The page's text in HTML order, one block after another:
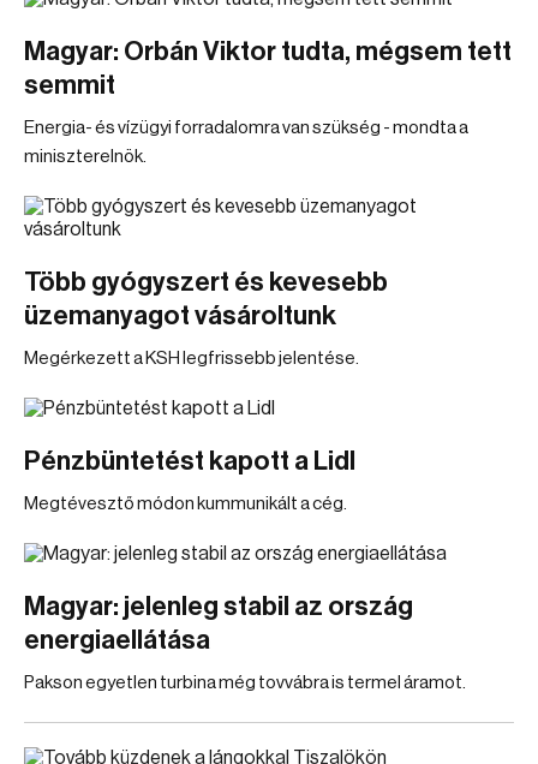
Magyar: Orbán Viktor tudta, mégsem tett
semmit
Energia- és vízügyi forradalomra van szükség - mondta a
miniszterelnök.
Több gyógyszert és kevesebb
üzemanyagot vásároltunk
Megérkezett a KSH legfrissebb jelentése.
Pénzbüntetést kapott a Lidl
Megtévesztő módon kummunikált a cég.
Magyar: jelenleg stabil az ország
energiaellátása
Pakson egyetlen turbina még tovvábra is termel áramot.